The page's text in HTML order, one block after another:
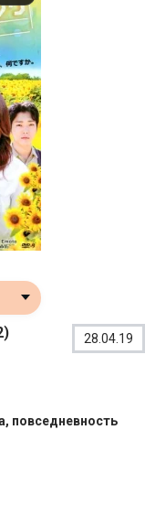
28.04.19
повседневность